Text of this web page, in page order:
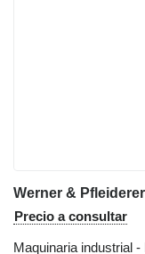
Werner &
Precio a consultar
Maquinaria industrial